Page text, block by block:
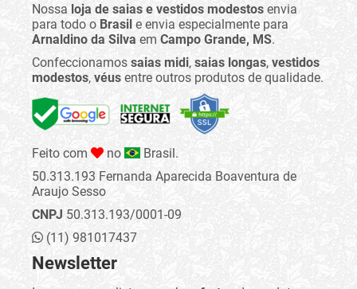
Nossa loja de saias e vestidos modestos envia
para todo o Brasil e envia especialmente para
Arnaldino da Silva em Campo Grande, MS.
Confeccionamos saias midi, saias longas, vestidos
modestos, véus entre outros produtos de qualidade.
Feito com no
Brasil.
50.313.193 Fernanda Aparecida Boaventura de
Araujo Sesso
CNPJ 50.313.193/0001-09
(11) 981017437
Newsletter